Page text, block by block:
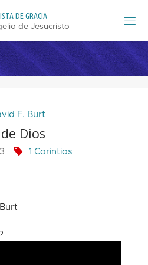
ISTADE GRACIA
de Jesucristo
F. Burt
Dios
1 Corintios